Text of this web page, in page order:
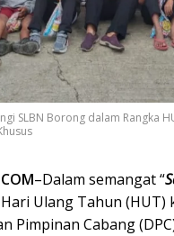
SLBN Borong dalam Rangka
–Dalam semangat “
Ulang Tahun (HUT)
Pimpinan Cabang